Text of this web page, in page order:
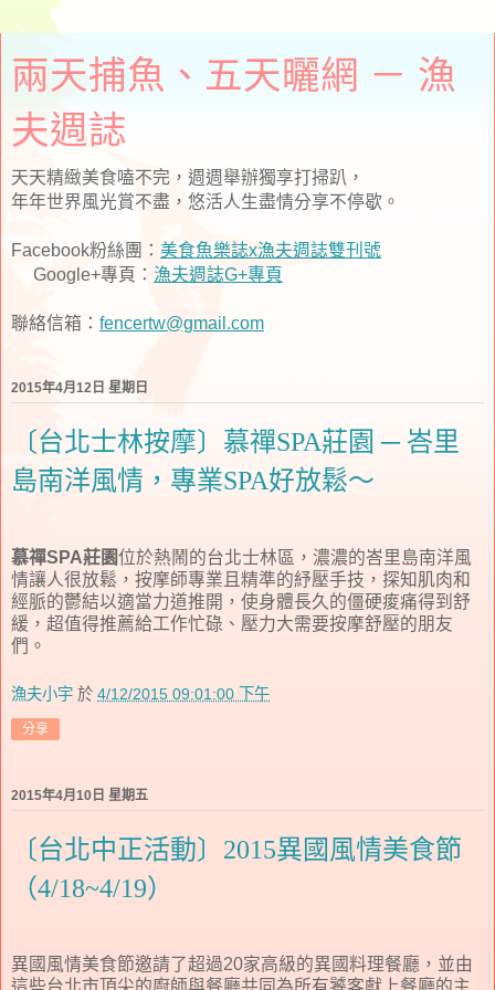
兩天捕魚、五天曬網 － 漁
夫週誌
天天精緻美食嗑不完，週週舉辦獨享打掃趴，
年年世界風光賞不盡，悠活人生盡情分享不停歇。
Facebook粉絲團： 美食魚樂誌x漁夫週誌雙刊號
Google+專頁： 漁夫週誌G+專頁
聯絡信箱： fencertw@gmail.com
2015年4月12日 星期日
〔台北士林按摩〕慕禪SPA莊園 ─ 峇里
島南洋風情，專業SPA好放鬆～
慕禪SPA莊園位於熱鬧的台北士林區，濃濃的峇里島南洋風
情讓人很放鬆，按摩師專業且精準的紓壓手技，探知肌肉和
經脈的鬱結以適當力道推開，使身體長久的僵硬痠痛得到舒
緩，超值得推薦給工作忙碌、壓力大需要按摩舒壓的朋友
們。
漁夫小宇 於 4/12/2015 09:01:00 下午
分享
2015年4月10日 星期五
〔台北中正活動〕2015異國風情美食節
（4/18~4/19）
異國風情美食節邀請了超過20家高級的異國料理餐廳，並由